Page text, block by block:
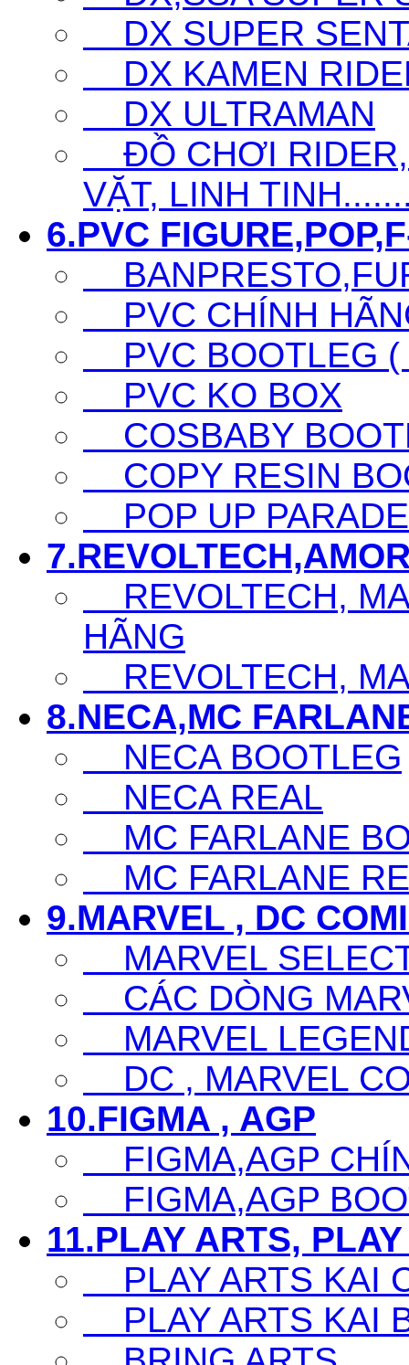
DX SUPER
DX KAMEN
DX ULTRAMAN
ĐỒ CHƠI
VẶT, LINH
6.PVC
PVC CHÍNH
PVC BOOTLEG (
PVC KO BOX
COSBABY
COPY RESIN
POP UP PARADE
REVOLTECH,
HÃNG
REVOLTECH,
8.NECA,MC
NECA BOOTLEG
NECA REAL
MC FARLANE
MC FARLANE
9.MARVEL , DC
MARVEL
CÁC DÒNG
MARVEL
DC , MARVEL
10.FIGMA , AGP
FIGMA,AGP
FIGMA,AGP
11.PLAY ARTS,
PLAY ARTS KAI
PLAY ARTS KAI